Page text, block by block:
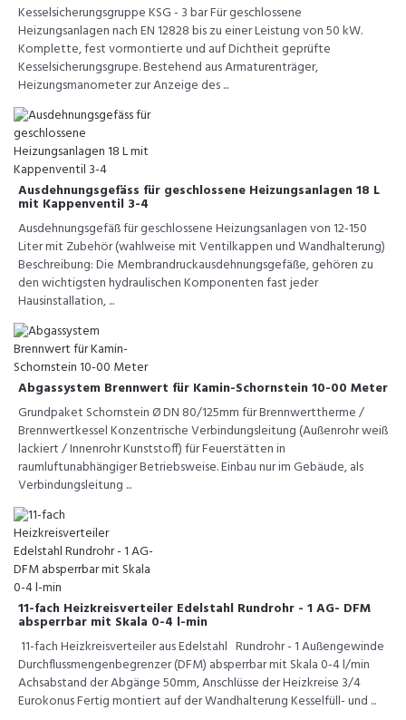
Kesselsicherungsgruppe KSG - 3 bar Für geschlossene
Heizungsanlagen nach EN 12828 bis zu einer Leistung von 50 kW.
Komplette, fest vormontierte und auf Dichtheit geprüfte
Kesselsicherungsgrupe. Bestehend aus Armaturenträger,
Heizungsmanometer zur Anzeige des ...
Ausdehnungsgefäss für geschlossene Heizungsanlagen 18 L
mit Kappenventil 3-4
Ausdehnungsgefäß für geschlossene Heizungsanlagen von 12-150
Liter mit Zubehör (wahlweise mit Ventilkappen und Wandhalterung)
Beschreibung: Die Membrandruckausdehnungsgefäße, gehören zu
den wichtigsten hydraulischen Komponenten fast jeder
Hausinstallation, ...
Abgassystem Brennwert für Kamin-Schornstein 10-00 Meter
Grundpaket Schornstein Ø DN 80/125mm für Brennwerttherme /
Brennwertkessel Konzentrische Verbindungsleitung (Außenrohr weiß
lackiert / Innenrohr Kunststoff) für Feuerstätten in
raumluftunabhängiger Betriebsweise. Einbau nur im Gebäude, als
Verbindungsleitung ...
11-fach Heizkreisverteiler Edelstahl Rundrohr - 1 AG- DFM
absperrbar mit Skala 0-4 l-min
11-fach Heizkreisverteiler aus Edelstahl Rundrohr - 1 Außengewinde
Durchflussmengenbegrenzer (DFM) absperrbar mit Skala 0-4 l/min
Achsabstand der Abgänge 50mm, Anschlüsse der Heizkreise 3/4
Eurokonus Fertig montiert auf der Wandhalterung Kesselfüll- und ...